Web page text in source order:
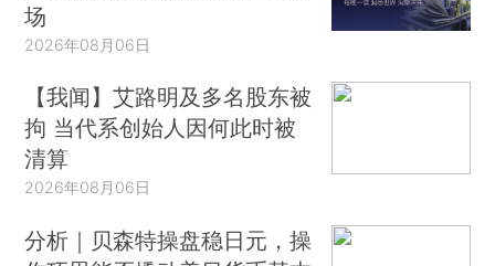
场
2026年08月06日
【我闻】艾路明及多名股东被
拘 当代系创始人因何此时被
清算
2026年08月06日
分析｜贝森特操盘稳日元，操